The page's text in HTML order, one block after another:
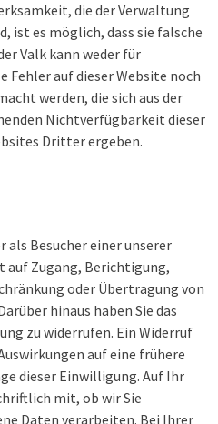
die der Verwaltung
ist es möglich, dass sie falsche
Valk kann weder für
Fehler auf dieser Website noch
werden, die sich aus der
Nichtverfügbarkeit dieser
Dritter ergeben.
als Besucher einer unserer
auf Zugang, Berichtigung,
oder Übertragung von
hinaus haben Sie das
zu widerrufen. Ein Widerruf
auf eine frühere
dieser Einwilligung. Auf Ihr
mit, ob wir Sie
Daten verarbeiten. Bei Ihrer